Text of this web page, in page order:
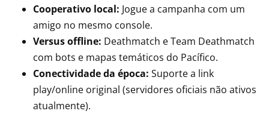
Cooperativo local: Jogue a campanha com um
amigo no mesmo console.
Versus offline: Deathmatch e Team Deathmatch
com bots e mapas temáticos do Pacífico.
Conectividade da época: Suporte a link
play/online original (servidores oficiais não ativos
atualmente).